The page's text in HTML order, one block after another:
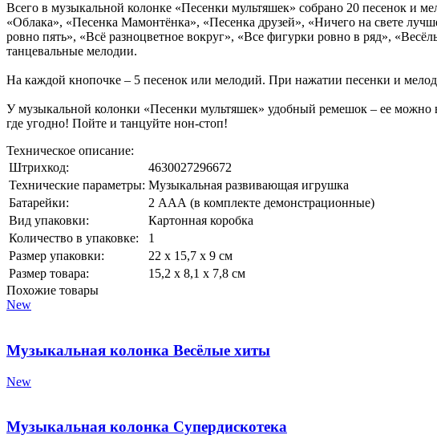
Всего в музыкальной колонке «Песенки мультяшек» собрано 20 песенок и
«Облака», «Песенка Мамонтёнка», «Песенка друзей», «Ничего на свете
ровно пять», «Всё разноцветное вокруг», «Все фигурки ровно в ряд»,
танцевальные мелодии.
На каждой кнопочке – 5 песенок или мелодий. При нажатии песенки и
У музыкальной колонки «Песенки мультяшек» удобный ремешок – ее можно
где угодно! Пойте и танцуйте нон-стоп!
Техническое описание:
Штрихкод:
4630027296672
Технические параметры: Музыкальная развивающая игрушка
Батарейки:
2 ААА (в комплекте демонстрационные)
Вид упаковки:
Картонная коробка
Количество в упаковке:
1
Размер упаковки:
22 х 15,7 х 9 см
Размер товара:
15,2 х 8,1 х 7,8 см
Похожие товары
New
Музыкальная колонка Весёлые хиты
New
Музыкальная колонка Супердискотека